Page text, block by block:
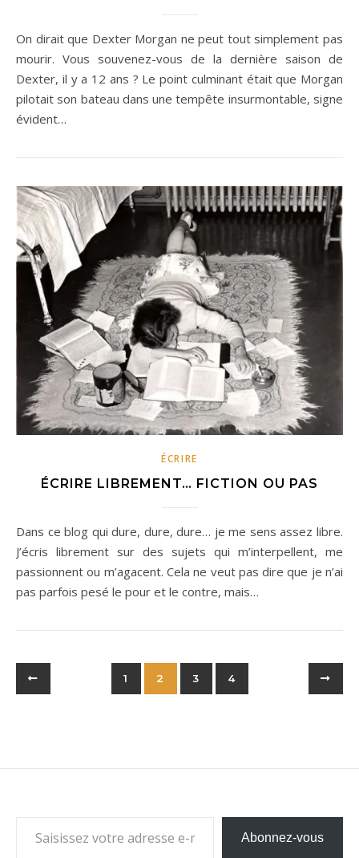
On dirait que Dexter Morgan ne peut tout simplement pas
mourir. Vous souvenez-vous de la dernière saison de
Dexter, il y a 12 ans ? Le point culminant était que Morgan
pilotait son bateau dans une tempête insurmontable, signe
évident…
ÉCRIRE
ÉCRIRE LIBREMENT… FICTION OU PAS
Dans ce blog qui dure, dure, dure… je me sens assez libre.
J’écris librement sur des sujets qui m’interpellent, me
passionnent ou m’agacent. Cela ne veut pas dire que je n’ai
pas parfois pesé le pour et le contre, mais…
1 2 3 4
Abonnez-vous